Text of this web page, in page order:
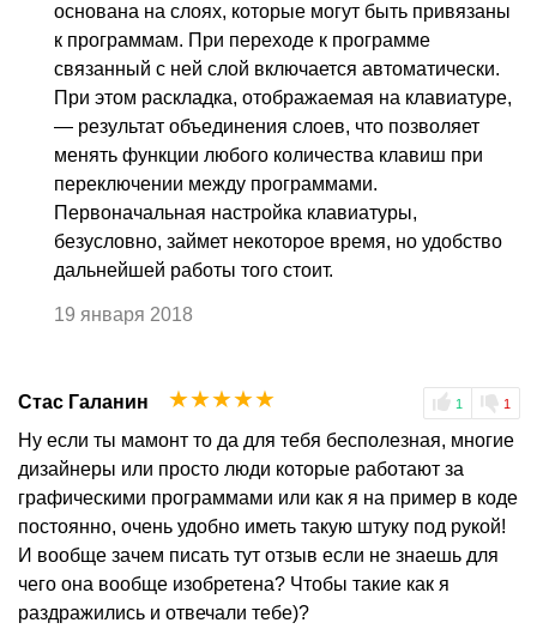
основана на слоях, которые могут быть привязаны
к программам. При переходе к программе
связанный с ней слой включается автоматически.
При этом раскладка, отображаемая на клавиатуре,
— результат объединения слоев, что позволяет
менять функции любого количества клавиш при
переключении между программами.
Первоначальная настройка клавиатуры,
безусловно, займет некоторое время, но удобство
дальнейшей работы того стоит.
19 января 2018
Стас Галанин 1 1
☆
☆
☆
☆
☆
Ну если ты мамонт то да для тебя бесполезная, многие
дизайнеры или просто люди которые работают за
графическими программами или как я на пример в коде
постоянно, очень удобно иметь такую штуку под рукой!
И вообще зачем писать тут отзыв если не знаешь для
чего она вообще изобретена? Чтобы такие как я
раздражились и отвечали тебе)?